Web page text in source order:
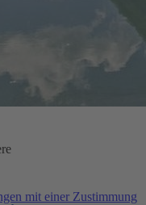
mit einer Zustimmung